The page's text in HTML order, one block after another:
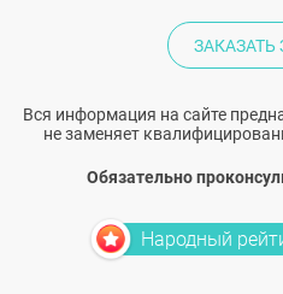
ЗАКАЗАТЬ
Вся информация на сайте
не заменяет
Обязательно
Народный